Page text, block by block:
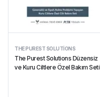
THE PUREST SOLUTIONS
The Purest Solutions Düzensiz
ve Kuru Ciltlere Özel Bakım Seti